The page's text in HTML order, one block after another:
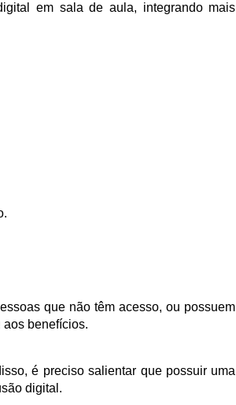
em sala de aula, integrando mais
que não têm acesso, ou possuem
aos benefícios.
é preciso salientar que possuir uma
digital.